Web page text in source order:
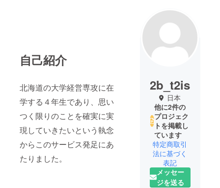
自己紹介
北海道の大学経営専攻に在
学する４年生であり、思い
つく限りのことを確実に実
現していきたいという執念
からこのサービス発足にあ
たりました。
2b_t2is
日本
他に2件の
プロジェク
トを掲載し
ています
特定商取引
法に基づく
表記
メッセー
ジを送る